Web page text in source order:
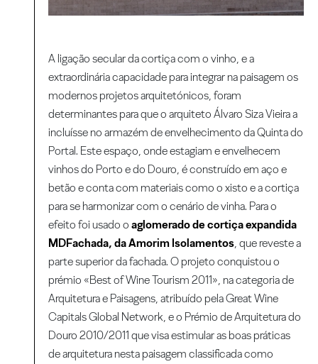
A ligação secular da cortiça com o vinho, e a
extraordinária capacidade para integrar na paisagem os
modernos projetos arquitetónicos, foram
determinantes para que o arquiteto Álvaro Siza Vieira a
incluísse no armazém de envelhecimento da Quinta do
Portal. Este espaço, onde estagiam e envelhecem
vinhos do Porto e do Douro, é construído em aço e
betão e conta com materiais como o xisto e a cortiça
para se harmonizar com o cenário de vinha. Para o
efeito foi usado oaglomerado de cortiça expandida
MDFachada, da Amorim Isolamentos, que reveste a
parte superior da fachada. O projeto conquistou o
prémio «Best of Wine Tourism 2011», na categoria de
Arquitetura e Paisagens, atribuído pela Great Wine
Capitals Global Network, e o Prémio de Arquitetura do
Douro 2010/2011 que visa estimular as boas práticas
de arquitetura nesta paisagem classificada como